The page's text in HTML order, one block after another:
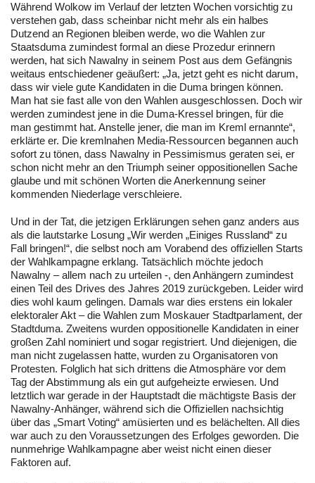
Während Wolkow im Verlauf der letzten Wochen vorsichtig zu
verstehen gab, dass scheinbar nicht mehr als ein halbes
Dutzend an Regionen bleiben werde, wo die Wahlen zur
Staatsduma zumindest formal an diese Prozedur erinnern
werden, hat sich Nawalny in seinem Post aus dem Gefängnis
weitaus entschiedener geäußert: „Ja, jetzt geht es nicht darum,
dass wir viele gute Kandidaten in die Duma bringen können.
Man hat sie fast alle von den Wahlen ausgeschlossen. Doch wir
werden zumindest jene in die Duma-Kressel bringen, für die
man gestimmt hat. Anstelle jener, die man im Kreml ernannte“,
erklärte er. Die kremlnahen Media-Ressourcen begannen auch
sofort zu tönen, dass Nawalny in Pessimismus geraten sei, er
schon nicht mehr an den Triumph seiner oppositionellen Sache
glaube und mit schönen Worten die Anerkennung seiner
kommenden Niederlage verschleiere.
Und in der Tat, die jetzigen Erklärungen sehen ganz anders aus
als die lautstarke Losung „Wir werden „Einiges Russland“ zu
Fall bringen!“, die selbst noch am Vorabend des offiziellen Starts
der Wahlkampagne erklang. Tatsächlich möchte jedoch
Nawalny – allem nach zu urteilen -, den Anhängern zumindest
einen Teil des Drives des Jahres 2019 zurückgeben. Leider wird
dies wohl kaum gelingen. Damals war dies erstens ein lokaler
elektoraler Akt – die Wahlen zum Moskauer Stadtparlament, der
Stadtduma. Zweitens wurden oppositionelle Kandidaten in einer
großen Zahl nominiert und sogar registriert. Und diejenigen, die
man nicht zugelassen hatte, wurden zu Organisatoren von
Protesten. Folglich hat sich drittens die Atmosphäre vor dem
Tag der Abstimmung als ein gut aufgeheizte erwiesen. Und
letztlich war gerade in der Hauptstadt die mächtigste Basis der
Nawalny-Anhänger, während sich die Offiziellen nachsichtig
über das „Smart Voting“ amüsierten und es belächelten. All dies
war auch zu den Voraussetzungen des Erfolges geworden. Die
nunmehrige Wahlkampagne aber weist nicht einen dieser
Faktoren auf.